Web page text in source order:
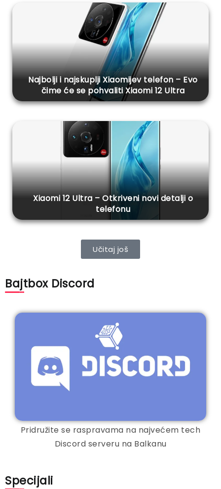
Najbolji i najskuplji Xiaomijev telefon – Evo
čime će se pohvaliti Xiaomi 12 Ultra
Xiaomi 12 Ultra – Otkriveni novi detalji o
telefonu
Učitaj još
Bajtbox Discord
Pridružite se raspravama na najvećem tech
Discord serveru na Balkanu
Specijali